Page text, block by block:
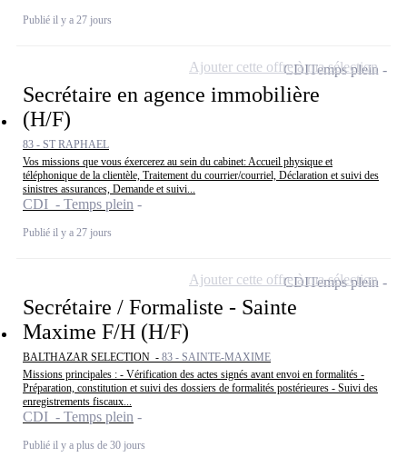
Publié il y a 27 jours
Secrétaire en agence immobilière
(H/F)
83 - ST RAPHAEL
Vos missions que vous éxercerez au sein du cabinet: Accueil physique et
téléphonique de la clientèle, Traitement du courrier/courriel, Déclaration et suivi des
sinistres assurances, Demande et suivi...
CDI - Temps plein
Publié il y a 27 jours
CDITemps plein
Ajouter cette offre à ma sélection
Secrétaire / Formaliste - Sainte
Maxime F/H (H/F)
BALTHAZAR SELECTION - 83 - SAINTE-MAXIME
Missions principales : - Vérification des actes signés avant envoi en formalités -
Préparation, constitution et suivi des dossiers de formalités postérieures - Suivi des
enregistrements fiscaux...
CDI - Temps plein
Publié il y a plus de 30 jours
CDITemps plein
Ajouter cette offre à ma sélection